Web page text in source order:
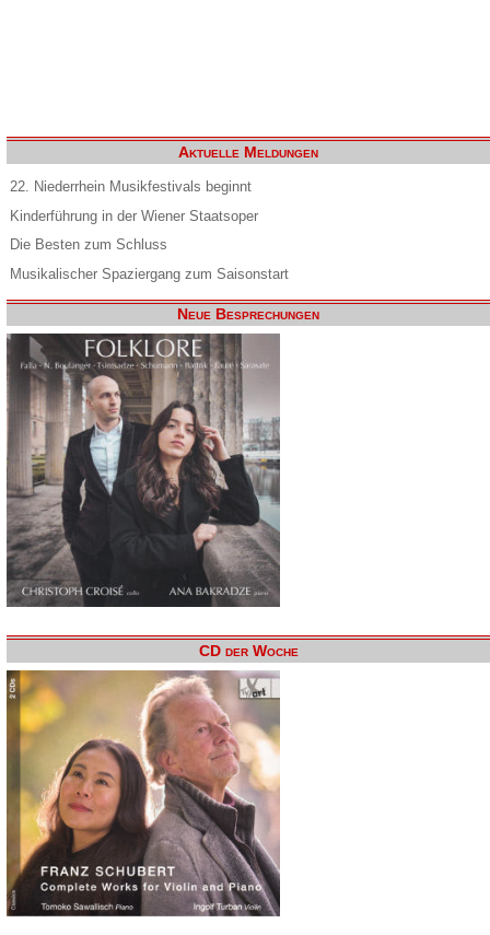
Aktuelle Meldungen
22. Niederrhein Musikfestivals beginnt
Kinderführung in der Wiener Staatsoper
Die Besten zum Schluss
Musikalischer Spaziergang zum Saisonstart
Neue Besprechungen
CD der Woche